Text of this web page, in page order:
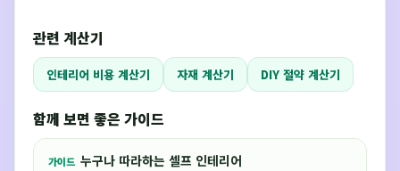
관련 계산기
인테리어 비용 계산기 자재 계산기 DIY 절약 계산기
함께 보면 좋은 가이드
가이드 누구나 따라하는 셀프 인테리어